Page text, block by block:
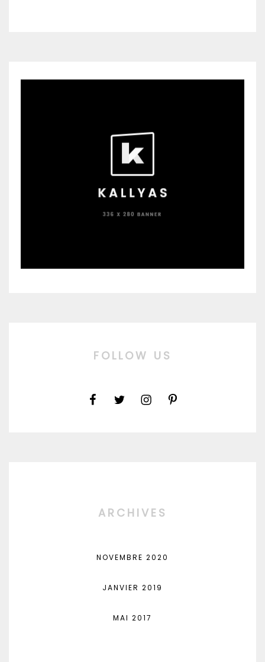
FOLLOW US
ARCHIVES
NOVEMBRE 2020
JANVIER 2019
MAI 2017